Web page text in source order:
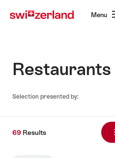
navigation
Menu
Restaurants
Selection presented by:
Results
69 Results